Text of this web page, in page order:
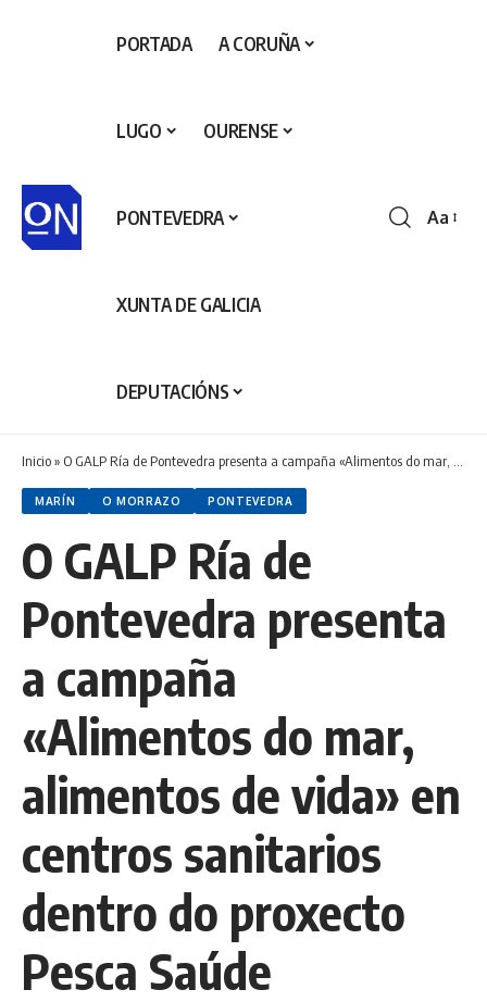
PORTADA A CORUÑA
LUGO OURENSE
PONTEVEDRA
XUNTA DE GALICIA
DEPUTACIÓNS
Aa
Inicio» O GALP Ría de Pontevedra presenta a campaña «Alimentos do mar, alimentos de vida» en centros sanitarios dentro do proxecto Pesca Saúde
MARÍN O MORRAZO PONTEVEDRA
O GALP Ría de
Pontevedra presenta
a campaña
«Alimentos do mar,
alimentos de vida» en
centros sanitarios
dentro do proxecto
Pesca Saúde